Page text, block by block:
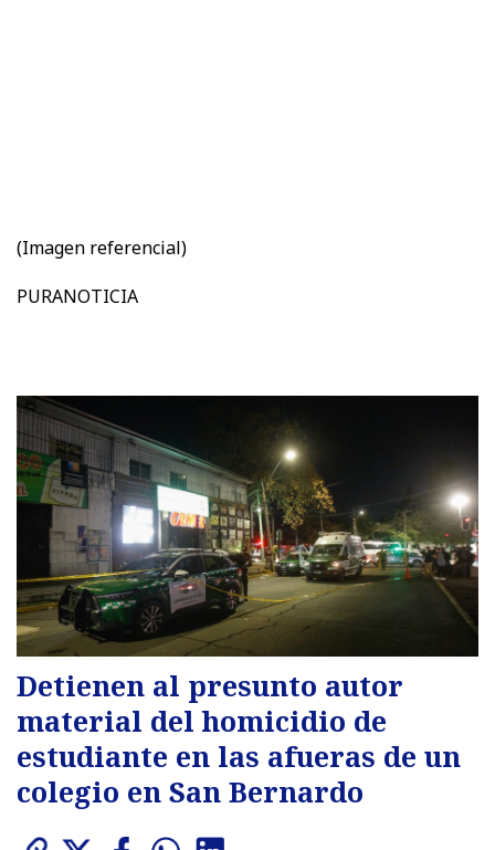
(Imagen referencial)
PURANOTICIA
Detienen al presunto autor
material del homicidio de
estudiante en las afueras de un
colegio en San Bernardo